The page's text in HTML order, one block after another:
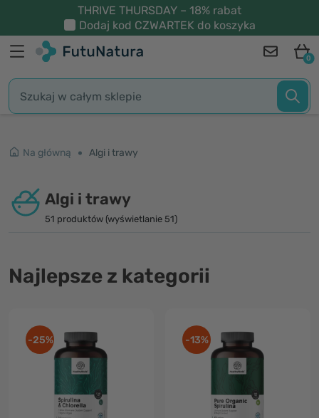
THRIVE THURSDAY – 18% rabat
Dodaj kod CZWARTEK do koszyka
0
Na główną Algi i trawy
Algi i trawy
51 produktów (wyświetlanie 51)
Najlepsze z kategorii
-25% -13%